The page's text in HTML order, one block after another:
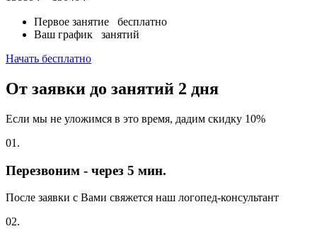
Первое занятие бесплатно
Ваш график занятий
Начать бесплатно
От заявки до занятий 2 дня
Если мы не уложимся в это время, дадим скидку 10%
01.
Перезвоним - через 5 мин.
После заявки с Вами свяжется наш логопед-консультант
02.